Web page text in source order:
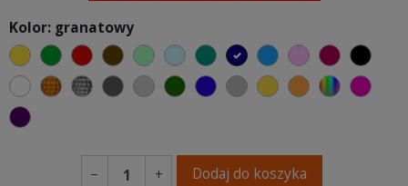
Kolor: granatowy
żółtyzielonyczerwonyczekoladowy
miętowybłękitnyturkusowygranatowyniebieski
różowymalinowy
białyzłotysrebrnyciemno szary
jasnoszarybutelkowa zieleń
ciemno niebieski
szarymusztardowy
pomarańczowy
wybór
fioletowy
− + Dodaj do koszyka